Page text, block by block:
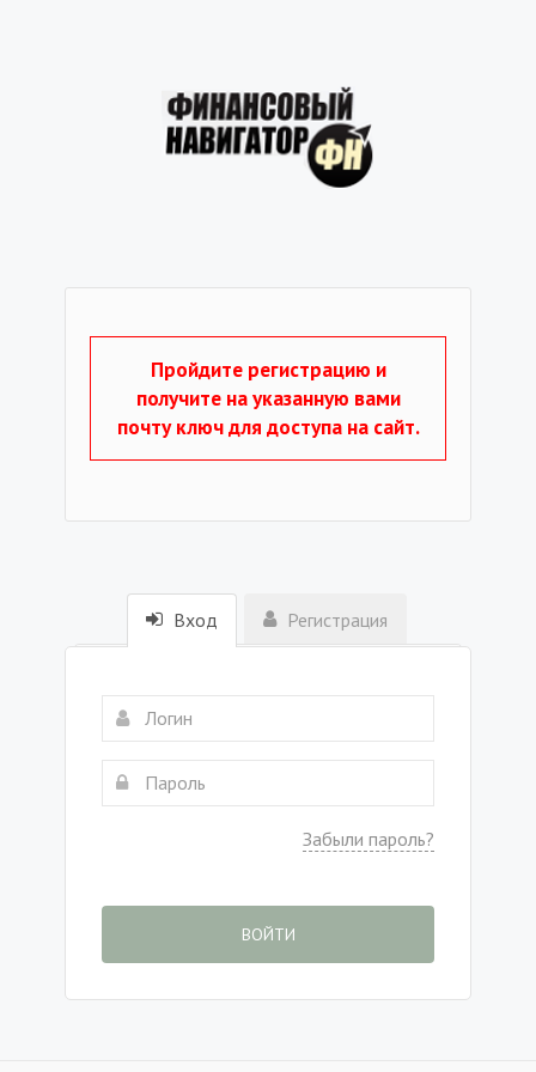
Пройдите регистрацию и
получите на указанную вами
почту ключ для доступа на сайт.
Вход Регистрация
Забыли пароль?
ВОЙТИ